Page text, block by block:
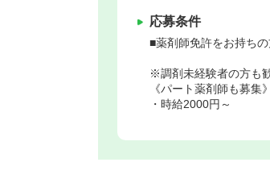
応募条件
■薬剤師免許をお持ち
※調剤未経験者の方も
《パート薬剤師も募集》
・時給2000円～